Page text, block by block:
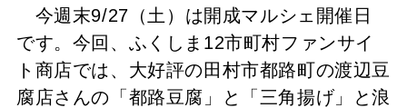
今週末9/27（土）は開成マルシェ開催日
です。今回、ふくしま12市町村ファンサイ
ト商店では、大好評の田村市都路町の渡辺豆
腐店さんの「都路豆腐」と「三角揚げ」と浪